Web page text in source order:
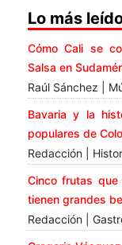
Lo más
Cómo Cali se
Salsa en
Raúl Sánchez |
Bavaria y la
populares de
Redacción |
Cinco frutas
tienen grandes
Redacción |